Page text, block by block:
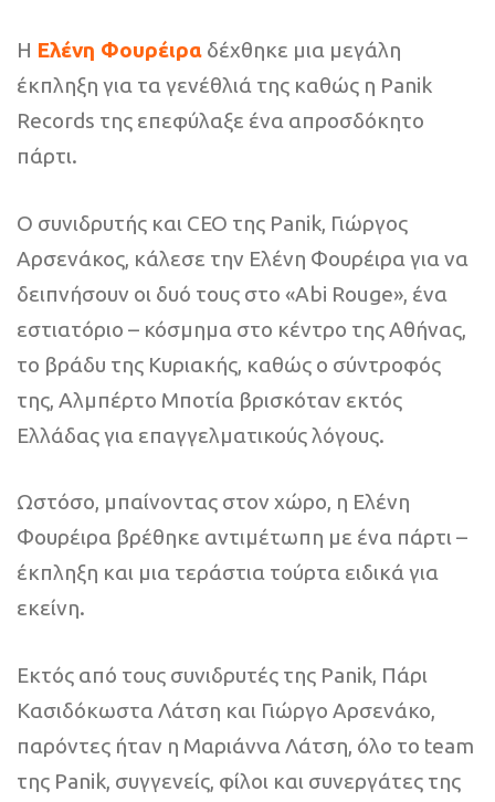
Η Ελένη Φουρέιρα δέχθηκε μια μεγάλη
έκπληξη για τα γενέθλιά της καθώς η Panik
Records της επεφύλαξε ένα απροσδόκητο
πάρτι.
Ο συνιδρυτής και CEO της Panik, Γιώργος
Αρσενάκος, κάλεσε την Ελένη Φουρέιρα για να
δειπνήσουν οι δυό τους στο «Abi Rouge», ένα
εστιατόριο – κόσμημα στο κέντρο της Αθήνας,
το βράδυ της Κυριακής, καθώς ο σύντροφός
της, Αλμπέρτο Μποτία βρισκόταν εκτός
Ελλάδας για επαγγελματικούς λόγους.
Ωστόσο, μπαίνοντας στον χώρο, η Ελένη
Φουρέιρα βρέθηκε αντιμέτωπη με ένα πάρτι –
έκπληξη και μια τεράστια τούρτα ειδικά για
εκείνη.
Εκτός από τους συνιδρυτές της Panik, Πάρι
Κασιδόκωστα Λάτση και Γιώργο Αρσενάκο,
παρόντες ήταν η Μαριάννα Λάτση, όλο το team
της Panik, συγγενείς, φίλοι και συνεργάτες της